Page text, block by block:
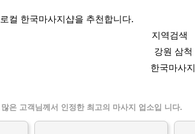
컬 한국마사지샵을 추천합니다.
지역검색
강원 삼척
한국마사지
많은 고객님께서 인정한 최고의 마사지 업소입 니다.